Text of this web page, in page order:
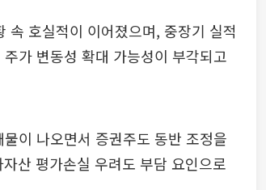
속 호실적이 이어졌으며, 중장기 실적
가 변동성 확대 가능성이 부각되고
이 나오면서 증권주도 동반 조정을
산 평가손실 우려도 부담 요인으로